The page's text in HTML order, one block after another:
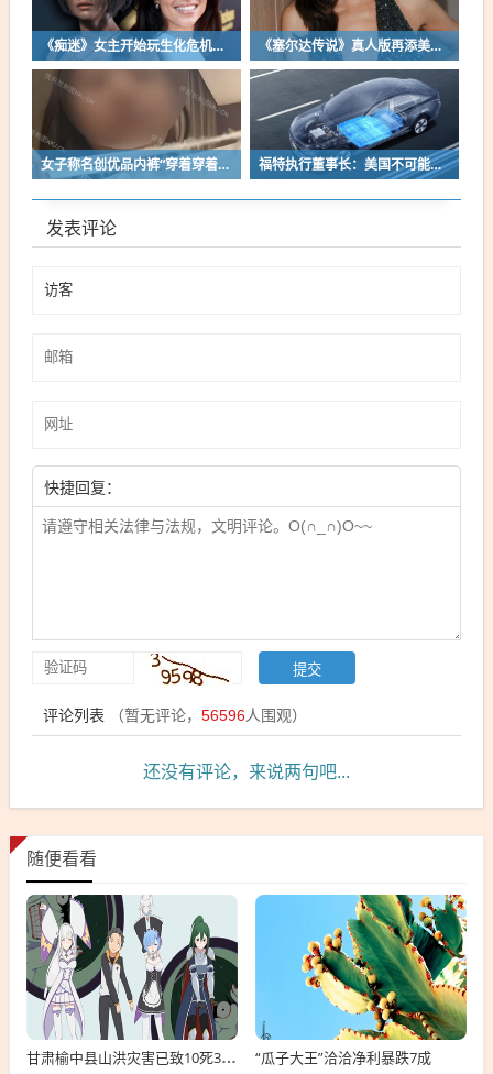
《痴迷》女主开始玩生化危机了！自曝有参演机会 《塞尔达传说》真人版再添美女！曾出演冯小刚电影
女子称名创优品内裤“穿着穿着掉了”让其颜面尽失 品牌方客服回应：已启动紧急调查 福特执行董事长：美国不可能永远把中国车企挡在门外 进来也有信心击败
发表评论
快捷回复：
评论列表 （暂无评论， 56596人围观）
还没有评论，来说两句吧...
随便看看
甘肃榆中县山洪灾害已致10死33失联 “瓜子大王”洽洽净利暴跌7成